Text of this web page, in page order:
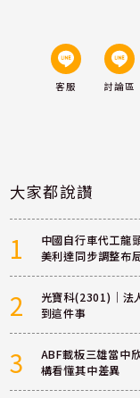
客服 討論區
大家都說讚
1
中國自行車代工龍
美利達同步調整布
2
光寶科(2301)｜法
到這件事
3
ABF載板三雄當中
構看懂其中差異